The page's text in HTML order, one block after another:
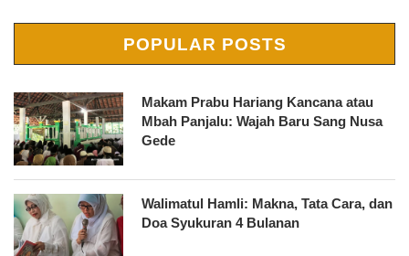
POPULAR POSTS
Makam Prabu Hariang Kancana atau
Mbah Panjalu: Wajah Baru Sang Nusa
Gede
Walimatul Hamli: Makna, Tata Cara, dan
Doa Syukuran 4 Bulanan